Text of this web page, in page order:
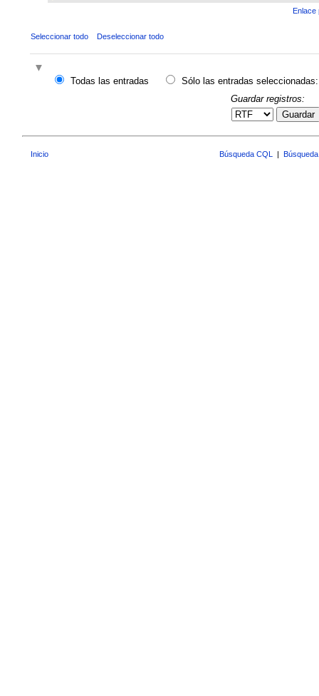
Enlace
Seleccionar todo Deseleccionar todo
Todas las entradas
Sólo las entradas seleccionadas:
Guardar registros:
Guardar
Inicio Búsqueda CQL